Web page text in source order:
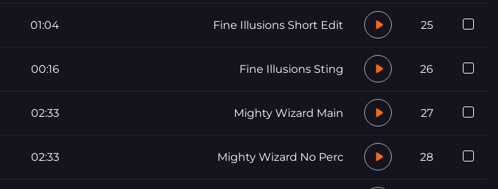
25
Fine Illusions Short Edit
01:04
26
Fine Illusions Sting
00:16
27
Mighty Wizard Main
02:33
28
Mighty Wizard No Perc
02:33